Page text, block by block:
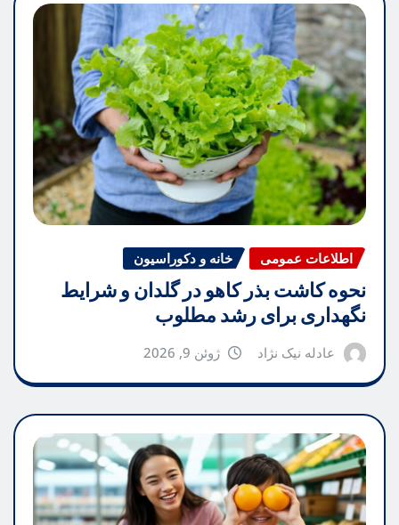
اطلاعات عمومی خانه و دکوراسیون
نحوه کاشت بذر کاهو در گلدان و شرایط
نگهداری برای رشد مطلوب
عادله نیک نژاد ژوئن 9, 2026